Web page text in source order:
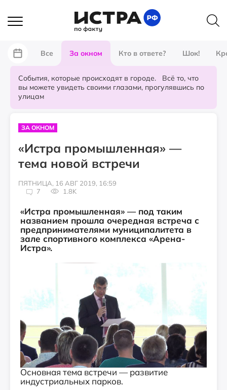
Все За окном Кто в ответе? Шок!
События, которые происходят в городе. Всё то, что
вы можете увидеть своими глазами, прогулявшись по
улицам
ЗА ОКНОМ
«Истра промышленная» —
тема новой встречи
ПЯТНИЦА, 16 АВГ 2019, 16:59
7
1.8K
«Истра промышленная» — под таким
названием прошла очередная встреча с
предпринимателями муниципалитета в
зале спортивного комплекса «Арена-
Истра».
Основная тема встречи — развитие
индустриальных парков.